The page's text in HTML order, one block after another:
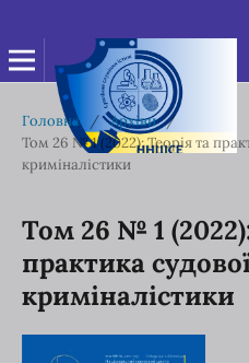
Головна / Архіви /
Том 26 № 1 (2022): Теорія та
криміналістики
Том 26 № 1
практика
криміналістики